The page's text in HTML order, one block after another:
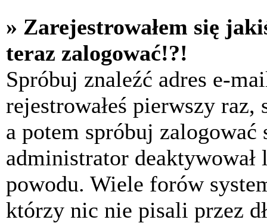
» Zarejestrowałem się
teraz zalogować!?!
Spróbuj znaleźć adres e-
rejestrowałeś pierwszy
a potem spróbuj
administrator deaktywował
powodu. Wiele forów
którzy nic nie pisali przez